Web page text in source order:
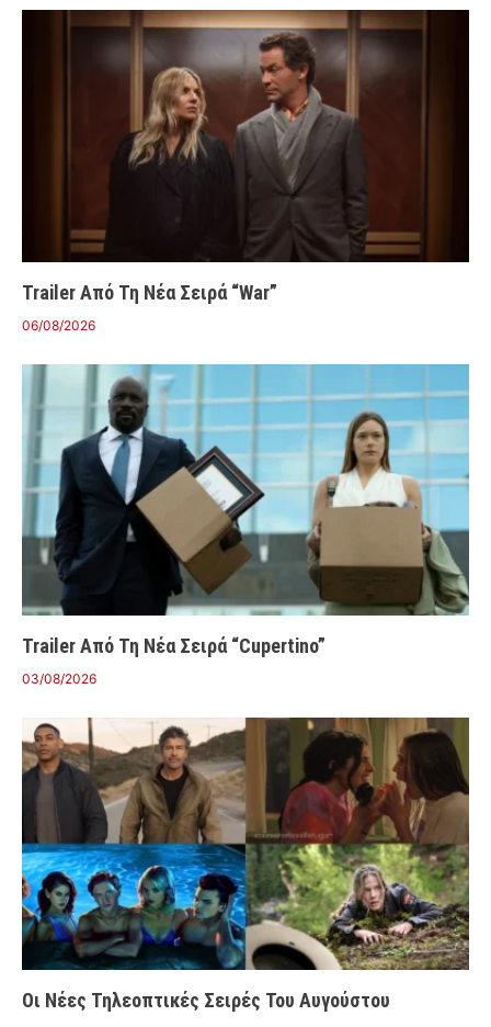
Trailer Από Τη Νέα Σειρά “War”
06/08/2026
Trailer Από Τη Νέα Σειρά “Cupertino”
03/08/2026
Οι Νέες Τηλεοπτικές Σειρές Του Αυγούστου